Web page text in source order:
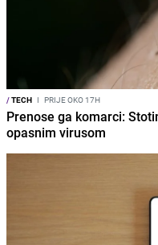
/TECH I PRIJE OKO 17H
Prenose ga komarci:
opasnim virusom